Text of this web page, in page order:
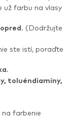
už farbu na vlasy
. (Dodržujte
ste istí, poraďte
.
toluéndiamíny,
farbenie